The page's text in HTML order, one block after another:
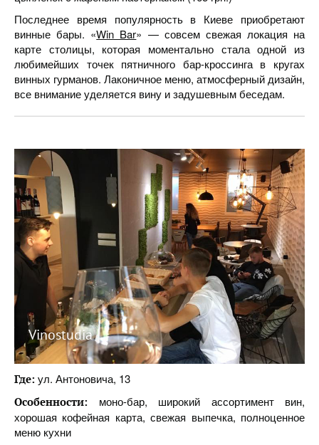
Последнее время популярность в Киеве приобретают
винные бары. «Win Bar» — совсем свежая локация на
карте столицы, которая моментально стала одной из
любимейших точек пятничного бар-кроссинга в кругах
винных гурманов. Лаконичное меню, атмосферный дизайн,
все внимание уделяется вину и задушевным беседам.
Vinostudia
Где: ул. Антоновича, 13
Особенности: моно-бар, широкий ассортимент вин,
хорошая кофейная карта, свежая выпечка, полноценное
меню кухни